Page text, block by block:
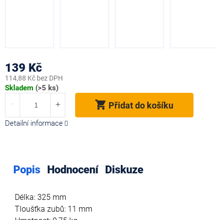
139 Kč
114,88 Kč bez DPH
Měrná
Skladem (>5 ks)
Přidat do košíku
Detailní informace
Popis Hodnocení Diskuze
Délka: 325 mm
Tloušťka zubů: 11 mm